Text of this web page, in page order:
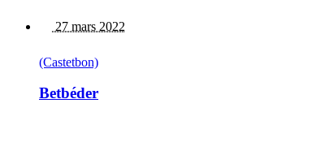
27 mars 2022
(Castetbon)
Betbéder